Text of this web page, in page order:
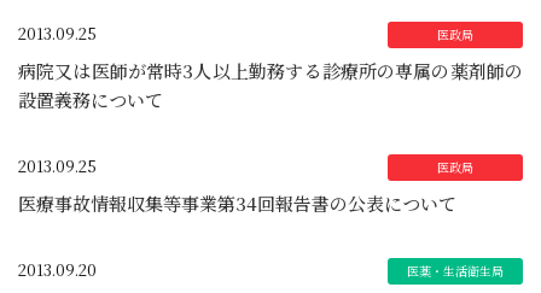
2013.09.25
病院又は医師が常時3人以上勤務する診療所の専属の薬剤師の
設置義務について
2013.09.25
医療事故情報収集等事業第34回報告書の公表について
2013.09.20